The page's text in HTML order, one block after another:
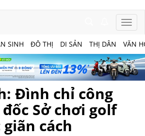
SINH ĐÔ THỊ DI SẢN THỊ DÂN VĂN
Đình chỉ công
Sở chơi golf
cách